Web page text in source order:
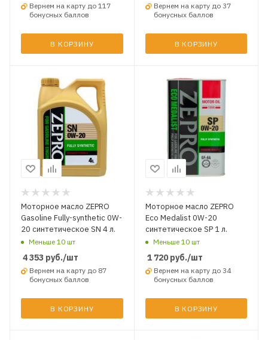
Вернем на карту до 117
бонусных баллов
В КОРЗИНУ
Вернем на карту до 37
бонусных баллов
В КОРЗИНУ
Моторное масло ZEPRO
Gasoline Fully-synthetic 0W-
20 синтетическое SN 4 л.
Меньше 10 шт
4 353 руб./шт
Вернем на карту до 87
бонусных баллов
В КОРЗИНУ
Моторное масло ZEPRO
Eco Medalist 0W-20
синтетическое SP 1 л.
Меньше 10 шт
1 720руб./шт
Вернем на карту до 34
бонусных баллов
В КОРЗИНУ